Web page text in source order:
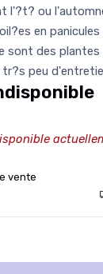
l'?t? ou
en
sont des
peu
vente